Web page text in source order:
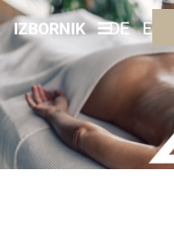
IZBORNIK DE EN